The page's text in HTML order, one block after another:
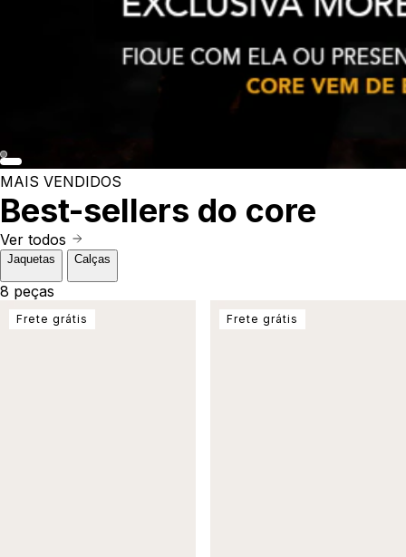
MAIS VENDIDOS
Best-sellers do core
Ver todos
Jaquetas Calças
8 peças
Frete grátis Frete grátis